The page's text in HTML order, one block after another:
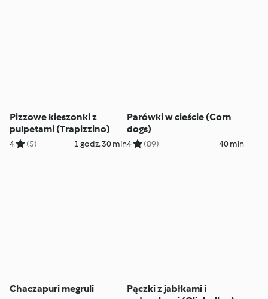
Pizzowe kieszonki z
pulpetami (Trapizzino)
4 (5) 1 godz. 30 min
Parówki w cieście (Corn
dogs)
4 (89) 40 min
Chaczapuri megruli
Pączki z jabłkami i